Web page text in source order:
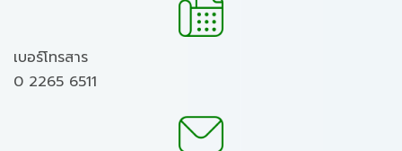
เบอร์โทรสาร
0 2265 6511